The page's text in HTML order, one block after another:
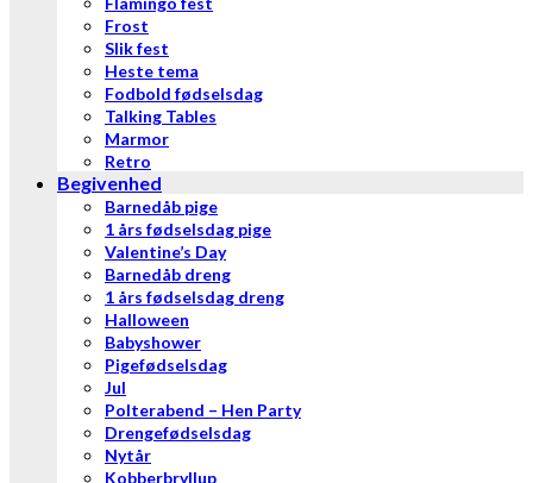
Frost
Slik fest
Heste tema
Fodbold fødselsdag
Talking Tables
Marmor
Retro
Begivenhed
Barnedåb pige
1 års fødselsdag pige
Valentine’s Day
Barnedåb dreng
1 års fødselsdag dreng
Halloween
Babyshower
Pigefødselsdag
Jul
Polterabend – Hen Party
Drengefødselsdag
Nytår
Kobberbryllup